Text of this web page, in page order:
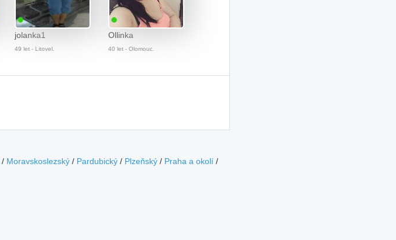
jolanka1
49 let - Litovel.
Ollinka
40 let - Olomouc.
/ Moravskoslezský / Pardubický / Plzeňský / Praha a okolí /